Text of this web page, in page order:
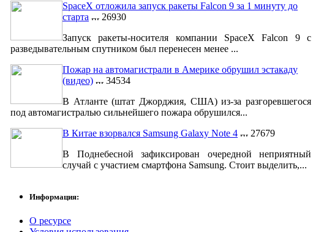
SpaceX отложила запуск ракеты Falcon 9 за 1 минуту до
старта
26930
Запуск ракеты-носителя компании SpaceX Falcon 9 с
разведывательным спутником был перенесен менее ...
Пожар на автомагистрали в Америке обрушил эстакаду
(видео)
34534
В Атланте (штат Джорджия, США) из-за разгоревшегося
под автомагистралью сильнейшего пожара обрушился...
В Китае взорвался Samsung Galaxy Note 4
27679
В Поднебесной зафиксирован очередной неприятный
случай с участием смартфона Samsung. Стоит выделить,...
Информация:
О ресурсе